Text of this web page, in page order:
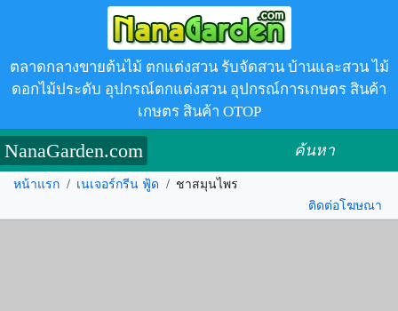
ตลาดกลางขายต้นไม้ ตกแต่งสวน รับจัดสวน บ้านและสวน ไม้
ดอกไม้ประดับ อุปกรณ์ตกแต่งสวน อุปกรณ์การเกษตร สินค้า
เกษตร สินค้า OTOP
NanaGarden.com ค้นหา
หน้าแรก / เนเจอร์กรีน ฟู้ด / ชาสมุนไพร
ติดต่อโฆษณา